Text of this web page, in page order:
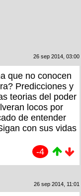
26 sep 2014, 03:00
que no conocen
Predicciones y
teorias del poder
locos por
de entender
con sus vidas
-4
26 sep 2014, 11:01